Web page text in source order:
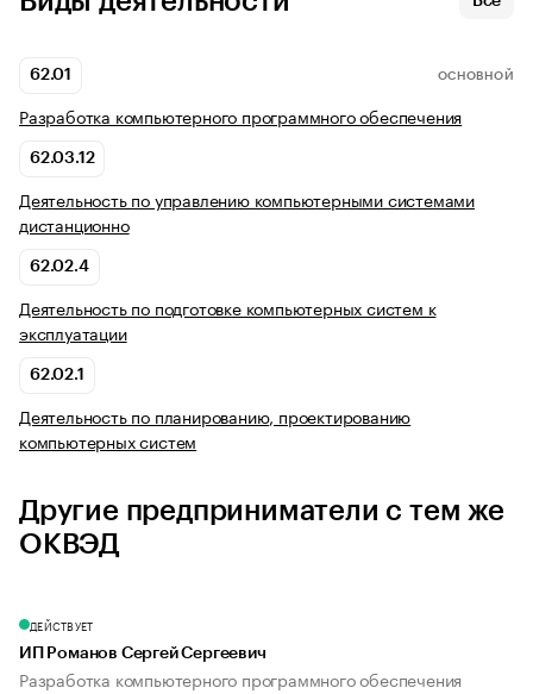
62.01 ОСНОВНОЙ
Разработка компьютерного программного обеспечения
62.03.12
Деятельность по управлению компьютерными системами
дистанционно
62.02.4
Деятельность по подготовке компьютерных систем к
эксплуатации
62.02.1
Деятельность по планированию, проектированию
компьютерных систем
Другие предприниматели с тем же
ОКВЭД
ДЕЙСТВУЕТ
ИП Романов Сергей Сергеевич
Разработка компьютерного программного обеспечения